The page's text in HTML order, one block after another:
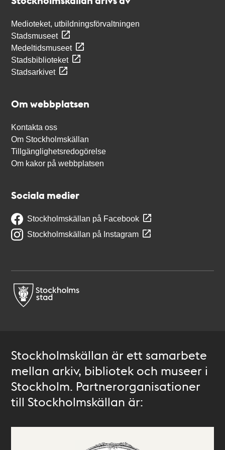
Medioteket, utbildningsförvaltningen
Stadsmuseet
Medeltidsmuseet
Stadsbiblioteket
Stadsarkivet
Om webbplatsen
Kontakta oss
Om Stockholmskällan
Tillgänglighetsredogörelse
Om kakor på webbplatsen
Sociala medier
Stockholmskällan på Facebook
Stockholmskällan på Instagram
Stockholmskällan är ett samarbete
mellan arkiv, bibliotek och museer i
Stockholm. Partnerorganisationer
till Stockholmskällan är: